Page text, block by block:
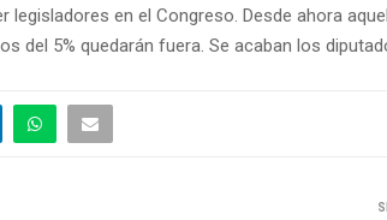
legisladores en el Congreso. Desde ahora
del 5% quedarán fuera. Se acaban los